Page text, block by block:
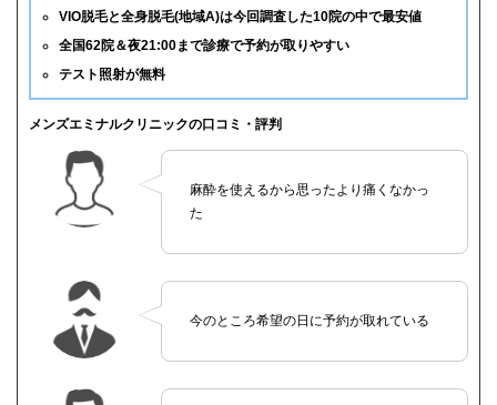
VIO脱毛と全身脱毛(地域A)は今回調査した10院の中で最安値
全国62院＆夜21:00まで診療で予約が取りやすい
テスト照射が無料
メンズエミナルクリニックの口コミ・評判
麻酔を使えるから思ったより痛くなかっ
た
今のところ希望の日に予約が取れている